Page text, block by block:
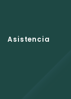
Asistencia